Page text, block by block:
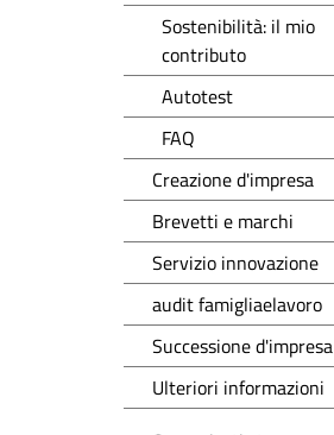
Sostenibilità: il mio
contributo
Autotest
FAQ
Creazione d'impresa
Brevetti e marchi
Servizio innovazione
audit famigliaelavoro
Successione d'impresa
Ulteriori informazioni